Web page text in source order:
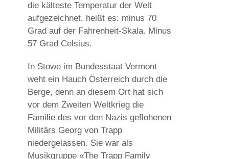
die kälteste Temperatur der Welt
aufgezeichnet, heißt es: minus 70
Grad auf der Fahrenheit-Skala. Minus
57 Grad Celsius.
In Stowe im Bundesstaat Vermont
weht ein Hauch Österreich durch die
Berge, denn an diesem Ort hat sich
vor dem Zweiten Weltkrieg die
Familie des vor den Nazis geflohenen
Militärs Georg von Trapp
niedergelassen. Sie war als
Musikgruppe «The Trapp Family